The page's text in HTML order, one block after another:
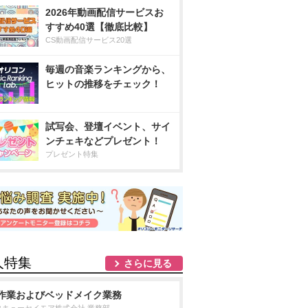
2026年動画配信サービスお
すすめ40選【徹底比較】
CS動画配信サービス20選
毎週の音楽ランキングから、
ヒットの推移をチェック！
試写会、登壇イベント、サイ
ンチェキなどプレゼント！
プレゼント特集
特集 さらに見る
業およびベッドメイク業務